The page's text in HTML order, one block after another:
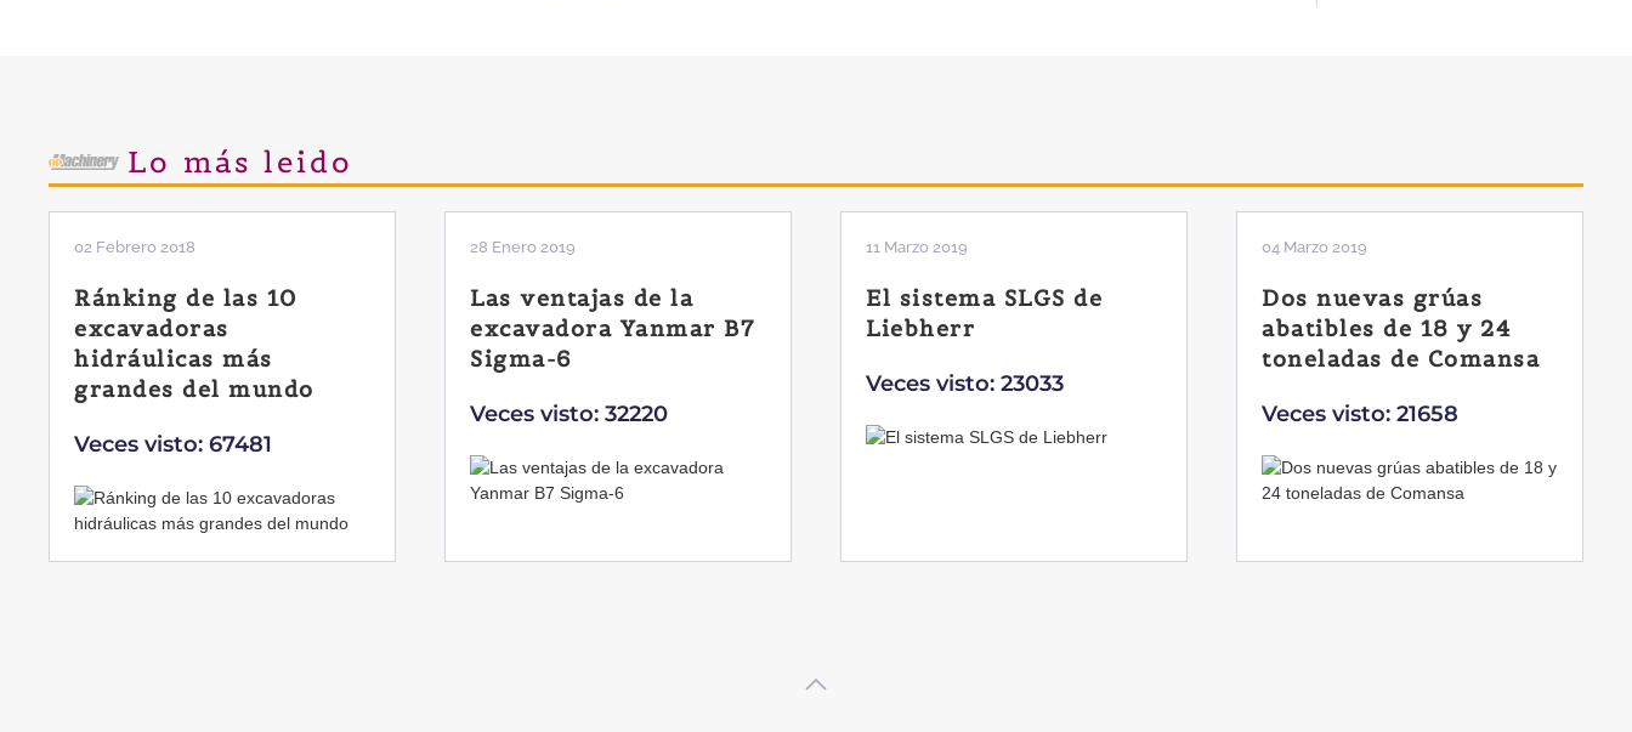
Lo más leido
02 Febrero 2018
Ránking de las 10
excavadoras
hidráulicas más
grandes del mundo
Veces visto: 67481
28 Enero 2019
Las ventajas de la
excavadora Yanmar B7
Sigma-6
Veces visto: 32220
11 Marzo 2019
El sistema SLGS de
Liebherr
Veces visto: 23033
04 Marzo 2019
Dos nuevas grúas
abatibles de 18 y 24
toneladas de Comansa
Veces visto: 21658